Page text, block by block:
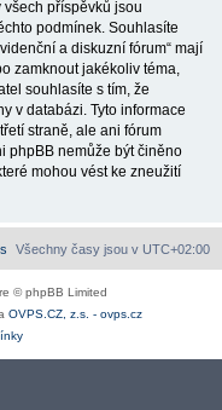
příspěvků jsou
podmínek. Souhlasíte
a diskuzní fórum“ mají
zamknout jakékoliv téma,
souhlasíte s tím, že
v databázi. Tyto informace
straně, ale ani fórum
phpBB nemůže být činěno
mohou vést ke zneužití
Všechny časy jsou v UTC+02:00
© phpBB Limited
OVPS.CZ, z.s. - ovps.cz